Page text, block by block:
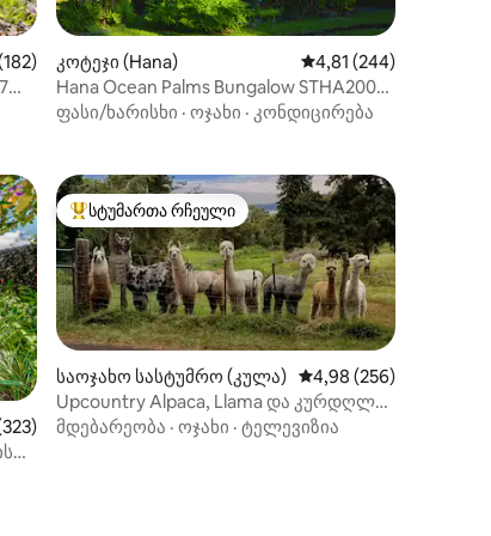
შეფასებაა 5‑დან 4,95, 182 მიმოხილვა
კოტეჯი (Hana) საშუალო შეფასებაა
4,81 (244)
Hana Ocean Palms Bungalow STHA2009-
003
ფასი/ხარისხი · ოჯახი · კონდიცირება
შეფასებაა 5‑დან 4,98, 323 მიმოხილვა
სტუმართა რჩეული მოწინავე ვარიანტი
სტუმართა რჩეული
საოჯახო სასტუმრო (კულა) საშუალო შეფასებაა
4,98 (256)
Upcountry Alpaca, Llama და კურდღლის
სამუშაო ფერმა
მდებარეობა · ოჯახი · ტელევიზია